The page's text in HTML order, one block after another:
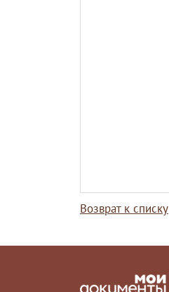
Возврат к списку